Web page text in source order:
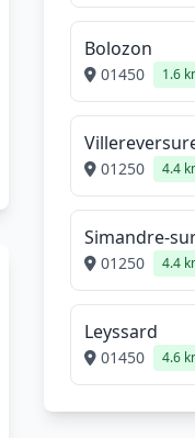
Bolozon
01450 1.6
01250 4.4
Simandre-
01250 4.4
Leyssard
01450 4.6